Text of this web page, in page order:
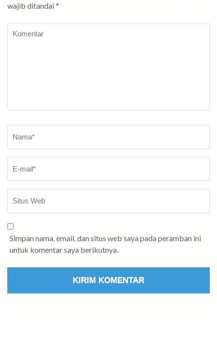
wajib ditandai *
Simpan nama, email, dan situs web saya pada peramban ini
untuk komentar saya berikutnya.